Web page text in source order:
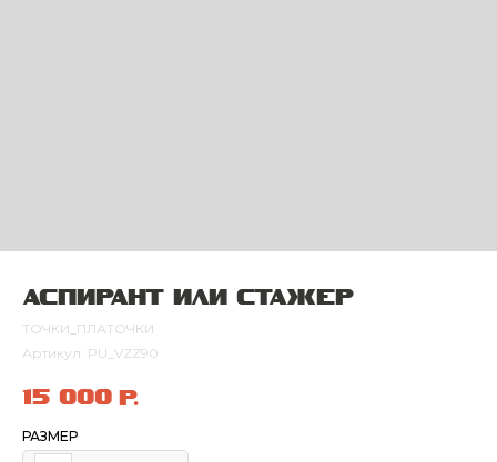
Аспирант или стажер
ТОЧКИ_ПЛАТОЧКИ
Артикул: PU_VZZ90
15 000 р.
РАЗМЕР